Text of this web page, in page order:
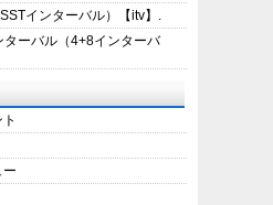
インターバル）【itv】.
ターバル（4+8インターバ
ー